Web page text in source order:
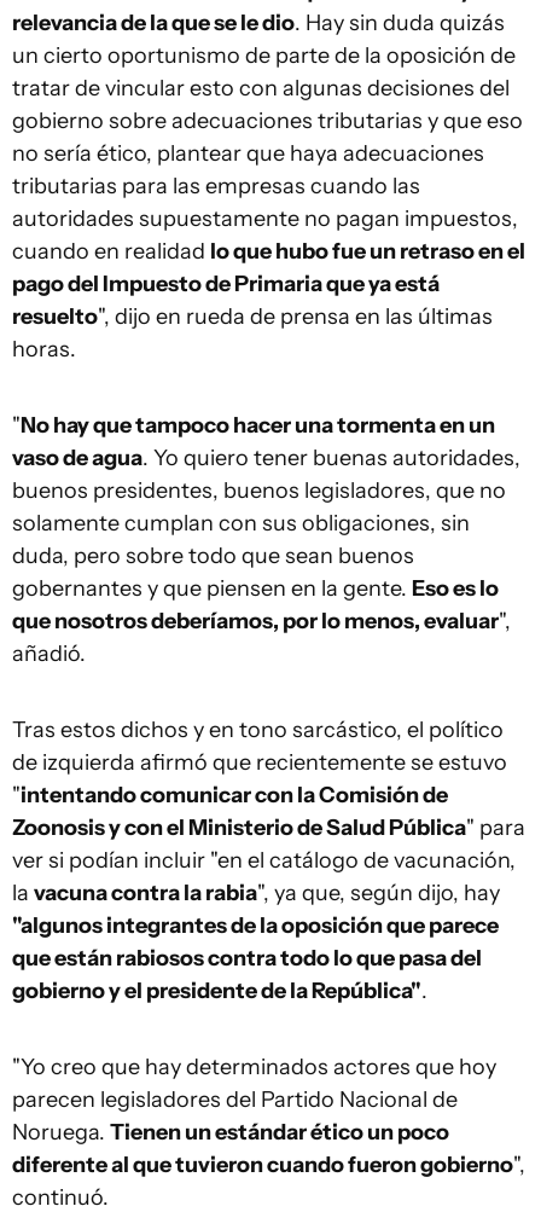
relevancia de la que se le dio. Hay sin duda quizás
un cierto oportunismo de parte de la oposición de
tratar de vincular esto con algunas decisiones del
gobierno sobre adecuaciones tributarias y que eso
no sería ético, plantear que haya adecuaciones
tributarias para las empresas cuando las
autoridades supuestamente no pagan impuestos,
cuando en realidad lo que hubo fue un retraso en el
pago del Impuesto de Primaria que ya está
resuelto", dijo en rueda de prensa en las últimas
horas.
"No hay que tampoco hacer una tormenta en un
vaso de agua. Yo quiero tener buenas autoridades,
buenos presidentes, buenos legisladores, que no
solamente cumplan con sus obligaciones, sin
duda, pero sobre todo que sean buenos
gobernantes y que piensen en la gente. Eso es lo
que nosotros deberíamos, por lo menos, evaluar",
añadió.
Tras estos dichos y en tono sarcástico, el político
de izquierda afirmó que recientemente se estuvo
"intentando comunicar con la Comisión de
Zoonosis y con el Ministerio de Salud Pública" para
ver si podían incluir "en el catálogo de vacunación,
la vacuna contra la rabia", ya que, según dijo, hay
"algunos integrantes de la oposición que parece
que están rabiosos contra todo lo que pasa del
gobierno y el presidente de la República".
"Yo creo que hay determinados actores que hoy
parecen legisladores del Partido Nacional de
Noruega. Tienen un estándar ético un poco
diferente al que tuvieron cuando fueron gobierno",
continuó.